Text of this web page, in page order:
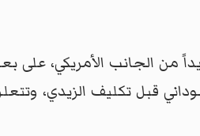
من الجانب الأمريكي، على
قبل تكليف الزيدي،